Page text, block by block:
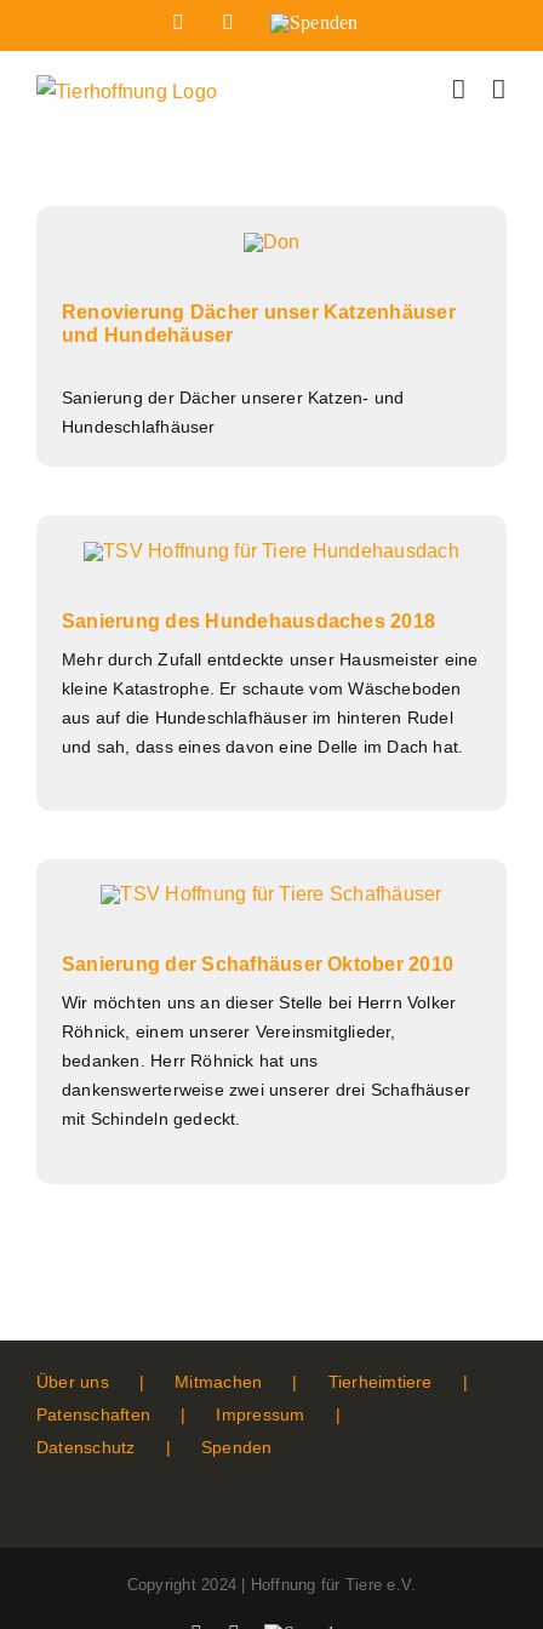
Inhalt
springen
FacebookInstagram
Spenden
Renovierung Dächer unser Katzenhäuser
und Hundehäuser
Sanierung der Dächer unserer Katzen- und
Hundeschlafhäuser
Sanierung des Hundehausdaches 2018
Mehr durch Zufall entdeckte unser Hausmeister eine
kleine Katastrophe. Er schaute vom Wäscheboden
aus auf die Hundeschlafhäuser im hinteren Rudel
und sah, dass eines davon eine Delle im Dach hat.
Sanierung der Schafhäuser Oktober 2010
Wir möchten uns an dieser Stelle bei Herrn Volker
Röhnick, einem unserer Vereinsmitglieder,
bedanken. Herr Röhnick hat uns
dankenswerterweise zwei unserer drei Schafhäuser
mit Schindeln gedeckt.
Über uns Mitmachen
Tierheimtiere
Patenschaften
Impressum
Datenschutz
Spenden
Copyright 2024 | Hoffnung für Tiere e.V.